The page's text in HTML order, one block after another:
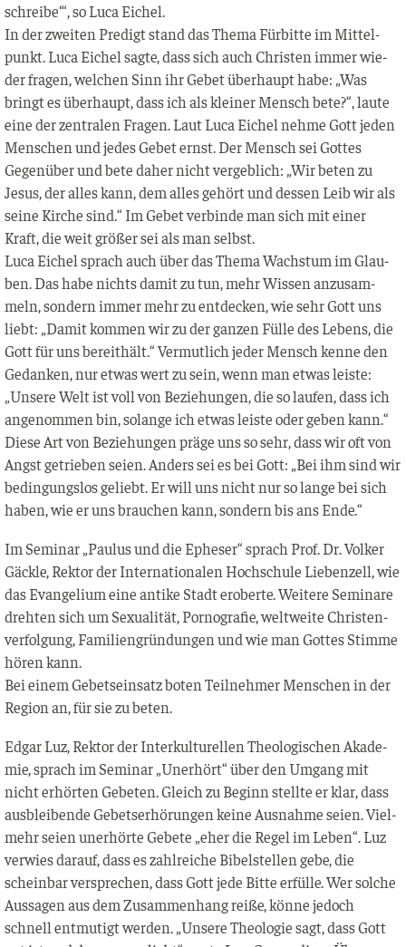
schrei­be‘“, so Luca Eichel.
In der zwei­ten Pre­digt stand das The­ma Für­bit­te im Mit­tel­
punkt. Luca Eichel sag­te, dass sich auch Chris­ten immer wie­
der fra­gen, wel­chen Sinn ihr Gebet über­haupt habe: „Was
bringt es über­haupt, dass ich als klei­ner Mensch bete?“, lau­te
eine der zen­tra­len Fra­gen. Laut Luca Eichel neh­me Gott jeden
Men­schen und jedes Gebet ernst. Der Mensch sei Got­tes
Gegen­über und bete daher nicht ver­geb­lich: „Wir beten zu
Jesus, der alles kann, dem alles gehört und des­sen Leib wir als
sei­ne Kir­che sind.“ Im Gebet ver­bin­de man sich mit einer
Kraft, die weit grö­ßer sei als man selbst.
Luca Eichel sprach auch über das The­ma Wachs­tum im Glau­
ben. Das habe nichts damit zu tun, mehr Wis­sen anzu­sam­
meln, son­dern immer mehr zu ent­de­cken, wie sehr Gott uns
liebt: „Damit kom­men wir zu der gan­zen Fül­le des Lebens, die
Gott für uns bereit­hält.“ Ver­mut­lich jeder Mensch ken­ne den
Gedan­ken, nur etwas wert zu sein, wenn man etwas leis­te:
„Unse­re Welt ist voll von Bezie­hun­gen, die so lau­fen, dass ich
ange­nom­men bin, solan­ge ich etwas leis­te oder geben kann.“
Die­se Art von Bezie­hun­gen prä­ge uns so sehr, dass wir oft von
Angst getrie­ben sei­en. Anders sei es bei Gott: „Bei ihm sind wir
bedin­gungs­los geliebt. Er will uns nicht nur so lan­ge bei sich
haben, wie er uns brau­chen kann, son­dern bis ans Ende.“
Im Semi­nar „Pau­lus und die Ephe­ser“ sprach Prof. Dr. Vol­ker
Gäck­le, Rek­tor der Inter­na­tio­na­len Hoch­schu­le Lie­ben­zell, wie
das Evan­ge­li­um eine anti­ke Stadt erober­te. Wei­te­re Semi­na­re
dreh­ten sich um Sexua­li­tät, Por­no­gra­fie, welt­wei­te Chris­ten­
ver­fol­gung, Fami­li­en­grün­dun­gen und wie man Got­tes Stim­me
hören kann.
Bei einem Gebets­ein­satz boten Teil­neh­mer Men­schen in der
Regi­on an, für sie zu beten.
Edgar Luz, Rek­tor der Inter­kul­tu­rel­len Theo­lo­gi­schen Aka­de­
mie, sprach im Semi­nar „Uner­hört“ über den Umgang mit
nicht erhör­ten Gebe­ten. Gleich zu Beginn stell­te er klar, dass
aus­blei­ben­de Gebets­er­hö­run­gen kei­ne Aus­nah­me sei­en. Viel­
mehr sei­en uner­hör­te Gebe­te „eher die Regel im Leben“. Luz
ver­wies dar­auf, dass es zahl­rei­che Bibel­stel­len gebe, die
schein­bar ver­spre­chen, dass Gott jede Bit­te erfül­le. Wer sol­che
Aus­sa­gen aus dem Zusam­men­hang rei­ße, kön­ne jedoch
schnell ent­mu­tigt wer­den. „Unse­re Theo­lo­gie sagt, dass Gott